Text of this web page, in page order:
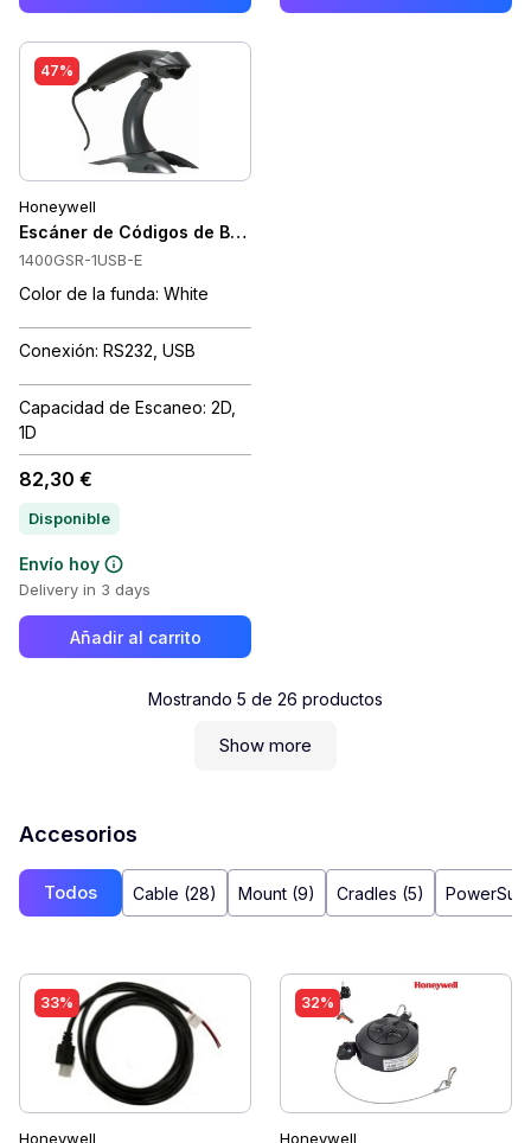
47%
Honeywell
Escáner de Códigos de Barras 2D Honeywell Voyager XP
1400GSR-1USB-E
Color de la funda: White
Conexión: RS232, USB
Capacidad de Escaneo: 2D,
1D
82,30 €
Disponible
Envío hoy
Delivery in 3 days
Añadir al carrito
Mostrando 5 de 26 productos
Show more
Accesorios
Todos Cable (28) Mount (9) Cradles (5)
33%
Honeywell
32%
Honeywell